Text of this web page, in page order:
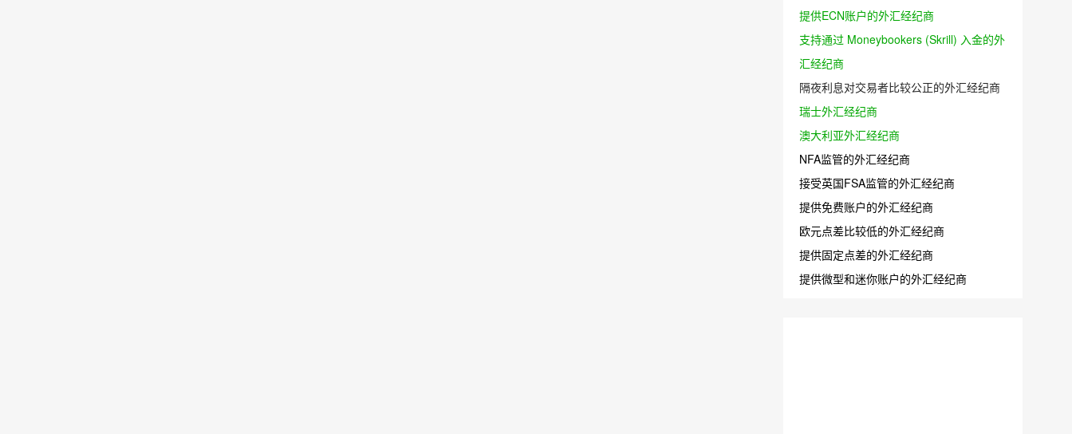
提供ECN账户的外汇经纪商
支持通过 Moneybookers (Skrill) 入金的外
汇经纪商
隔夜利息对交易者比较公正的外汇经纪商
瑞士外汇经纪商
澳大利亚外汇经纪商
NFA监管的外汇经纪商
接受英国FSA监管的外汇经纪商
提供免费账户的外汇经纪商
欧元点差比较低的外汇经纪商
提供固定点差的外汇经纪商
提供微型和迷你账户的外汇经纪商